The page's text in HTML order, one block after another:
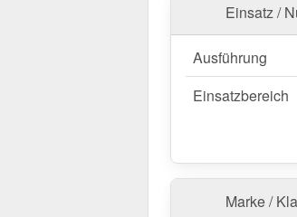
Einsatz /
Ausführung
Einsatzbereich
Marke /